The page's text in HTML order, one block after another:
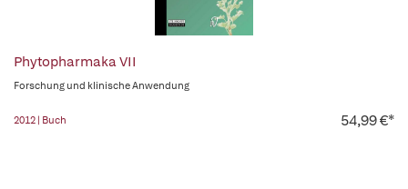
Phytopharmaka VII
Forschung und klinische Anwendung
2012 | Buch 54,99 €*